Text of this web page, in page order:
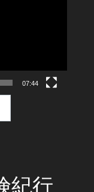
07:44
紀行